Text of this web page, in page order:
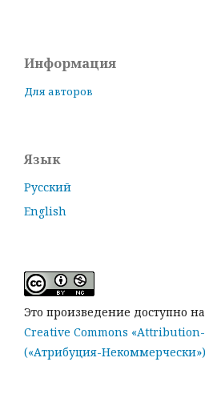
Информация
Для авторов
Язык
Русский
English
Это произведение доступно
Creative Commons
(«Атрибуция-